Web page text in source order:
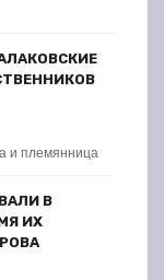
и племянница
В
ИХ